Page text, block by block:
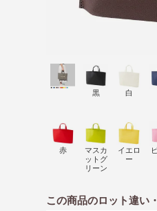
黒 白
赤
マスカ
ットグ
リーン
イエロ
ー
この商品のロット違い